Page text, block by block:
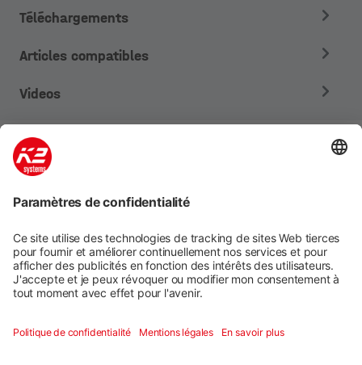
Téléchargements
Articles compatibles
Videos
Systèmes de montage
Services numériques